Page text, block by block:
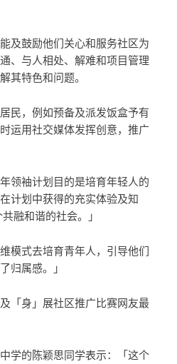
及鼓励他们关心和服务社区为
、与人相处、解难和项目管理
其特色和问题。
民，例如预备及派发饭盒予有
运用社交媒体发挥创意，推广
领袖计划目的是培育年轻人的
计划中获得的充实体验及知
融和谐的社会。」
模式去培育青年人，引导他们
归属感。」
「身」展社区推广比赛网友最
学的陈颖思同学表示：「这个